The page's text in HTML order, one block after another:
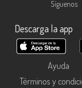
Síguenos
Descarga la app
Ayuda
Términos y